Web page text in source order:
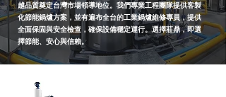
越品質奠定台灣市場領導地位。我們專業工程團隊提供客製
化節能鍋爐方案，並有遍布全台的工業鍋爐維修專員，提供
全面保固與安全檢查，確保設備穩定運行。選擇莊鼎，即選
擇節能、安心與信賴。